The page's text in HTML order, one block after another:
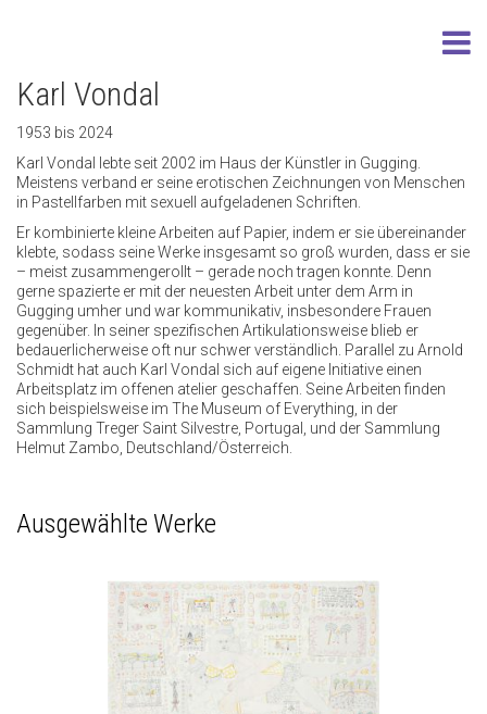
Karl Vondal
1953 bis 2024
Karl Vondal lebte seit 2002 im Haus der Künstler in Gugging.
Meistens verband er seine erotischen Zeichnungen von Menschen
in Pastellfarben mit sexuell aufgeladenen Schriften.
Er kombinierte kleine Arbeiten auf Papier, indem er sie übereinander
klebte, sodass seine Werke insgesamt so groß wurden, dass er sie
– meist zusammengerollt – gerade noch tragen konnte. Denn
gerne spazierte er mit der neuesten Arbeit unter dem Arm in
Gugging umher und war kommunikativ, insbesondere Frauen
gegenüber. In seiner spezifischen Artikulationsweise blieb er
bedauerlicherweise oft nur schwer verständlich. Parallel zu Arnold
Schmidt hat auch Karl Vondal sich auf eigene Initiative einen
Arbeitsplatz im offenen atelier geschaffen. Seine Arbeiten finden
sich beispielsweise im The Museum of Everything, in der
Sammlung Treger Saint Silvestre, Portugal, und der Sammlung
Helmut Zambo, Deutschland/Österreich.
Ausgewählte Werke